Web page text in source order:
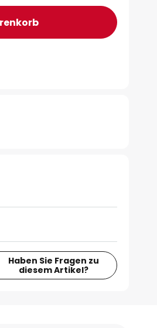
Haben Sie Fragen zu
diesem Artikel?